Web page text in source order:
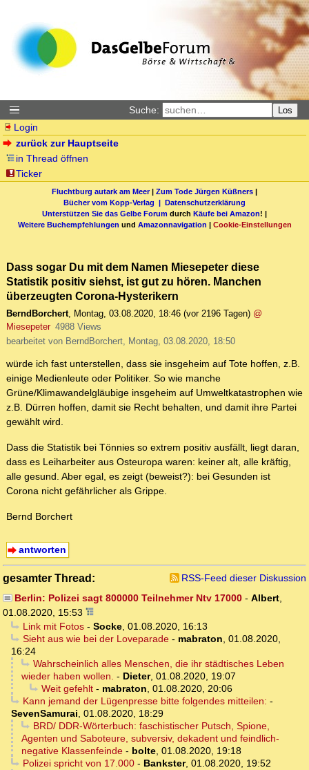
Suche: Los
Login
zurück zur Hauptseite
in Thread öffnen
Ticker
Fluchtburg autark am Meer| Zum Tode Jürgen Küßners |
Bücher vom Kopp-Verlag | Datenschutzerklärung
Unterstützen Sie das Gelbe Forum durch Käufe bei Amazon! |
Weitere Buchempfehlungen und Amazonnavigation | Cookie-Einstellungen
Dass sogar Du mit dem Namen Miesepeter diese
Statistik positiv siehst, ist gut zu hören. Manchen
überzeugten Corona-Hysterikern
BerndBorchert, Montag, 03.08.2020, 18:46 (vor 2196 Tagen) @
Miesepeter 4988 Views
bearbeitet von BerndBorchert, Montag, 03.08.2020, 18:50
würde ich fast unterstellen, dass sie insgeheim auf Tote hoffen, z.B.
einige Medienleute oder Politiker. So wie manche
Grüne/Klimawandelgläubige insgeheim auf Umweltkatastrophen wie
z.B. Dürren hoffen, damit sie Recht behalten, und damit ihre Partei
gewählt wird.
Dass die Statistik bei Tönnies so extrem positiv ausfällt, liegt daran,
dass es Leiharbeiter aus Osteuropa waren: keiner alt, alle kräftig,
alle gesund. Aber egal, es zeigt (beweist?): bei Gesunden ist
Corona nicht gefährlicher als Grippe.
Bernd Borchert
antworten
gesamter Thread:
RSS-Feed dieser Diskussion
Berlin: Polizei sagt 800000 Teilnehmer Ntv 17000- Albert,
01.08.2020, 15:53
Link mit Fotos- Socke, 01.08.2020, 16:13
Sieht aus wie bei der Loveparade- mabraton, 01.08.2020,
16:24
Wahrscheinlich alles Menschen, die ihr städtisches Leben
wieder haben wollen. - Dieter, 01.08.2020, 19:07
Weit gefehlt- mabraton, 01.08.2020, 20:06
Kann jemand der Lügenpresse bitte folgendes mitteilen: -
SevenSamurai, 01.08.2020, 18:29
BRD/ DDR-Wörterbuch: faschistischer Putsch, Spione,
Agenten und Saboteure, subversiv, dekadent und feindlich-
negative Klassenfeinde - bolte, 01.08.2020, 19:18
Polizei spricht von 17.000- Bankster, 01.08.2020, 19:52